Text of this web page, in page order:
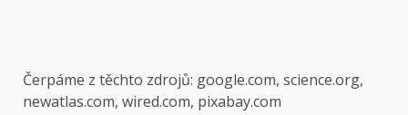
Čerpáme z těchto zdrojů: google.com, science.org,
newatlas.com, wired.com, pixabay.com